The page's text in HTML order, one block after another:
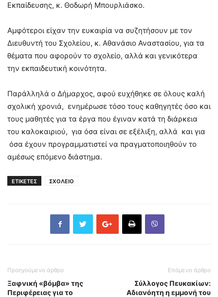
Εκπαίδευσης, κ. Θοδωρή Μπουρλιάσκο.
Αμφότεροι είχαν την ευκαιρία να συζητήσουν με τον
Διευθυντή του Σχολείου, κ. Αθανάσιο Αναστασίου, για τα
θέματα που αφορούν το σχολείο, αλλά και γενικότερα
την εκπαιδευτική κοινότητα.
Παράλληλά ο Δήμαρχος, αφού ευχήθηκε σε όλους καλή
σχολική χρονιά, ενημέρωσε τόσο τους καθηγητές όσο και
τους μαθητές για τα έργα που έγιναν κατά τη διάρκεια
του καλοκαιριού, για όσα είναι σε εξέλιξη, αλλά και για
όσα έχουν προγραμματιστεί να πραγματοποιηθούν το
αμέσως επόμενο διάστημα.
ΕΤΙΚΕΤΕΣ ΣΧΟΛΕΙΟ
Προηγούμενο άρθρο
Ξαφνική «βόμβα» της
Περιφέρειας για το
Επόμενο άρθρο
Σύλλογος Πευκακίων:
Αδιανόητη η εμμονή του